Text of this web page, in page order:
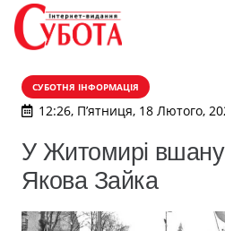
СУБОТНЯ ІНФОРМАЦІЯ
12:26, П’ятниця, 18 Лютого,
У Житомирі
Якова Зайка